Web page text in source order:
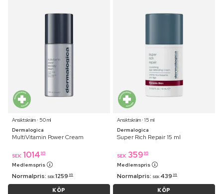
Ansiktskräm ⋅ 50 ml
Dermalogica
MultiVitamin Power Cream
SEK 1014 95
Medlemspris
Normalpris: SEK 1259 95
KÖP
Ansiktskräm ⋅ 15 ml
Dermalogica
Super Rich Repair 15 ml
SEK 359 95
Medlemspris
Normalpris: SEK 439 95
KÖP